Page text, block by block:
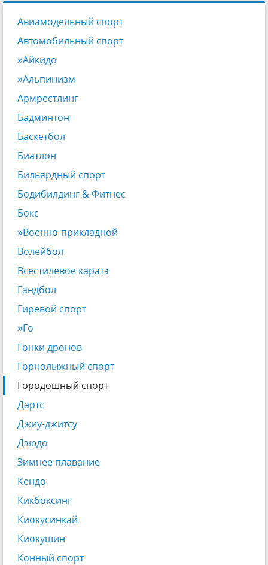
Авиамодельный спорт
Автомобильный спорт
»Айкидо
»Альпинизм
Армрестлинг
Бадминтон
Баскетбол
Биатлон
Бильярдный спорт
Бодибилдинг & Фитнес
Бокс
»Военно-прикладной
Волейбол
Всестилевое каратэ
Гандбол
Гиревой спорт
»Го
Гонки дронов
Горнолыжный спорт
Городошный спорт
Дартс
Джиу-джитсу
Дзюдо
Зимнее плавание
Кендо
Кикбоксинг
Киокусинкай
Киокушин
Конный спорт